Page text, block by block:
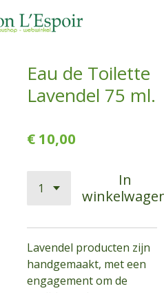
Eau de Toilette
Lavendel 75 ml.
€ 10,00
In
Lavendel producten zijn
handgemaakt, met een
engagement om de